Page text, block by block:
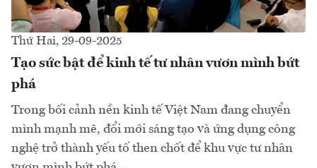
Thứ Hai, 29-09-2025
Tạo sức bật để kinh tế tư nhân vươn mình bứt
phá
Trong bối cảnh nền kinh tế Việt Nam đang chuyển
mình mạnh mẽ, đổi mới sáng tạo và ứng dụng công
nghệ trở thành yếu tố then chốt để khu vực tư nhân